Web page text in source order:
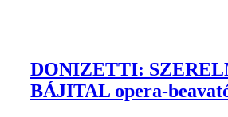
DONIZETTI:
BÁJITAL opera-